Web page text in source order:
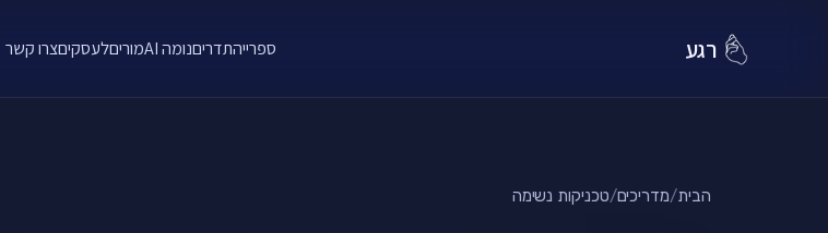
רגע ספרייהתדריםנומה AI מוריםלעסקיםצרו קשר
הבית/מדריכים/טכניקות נשימה